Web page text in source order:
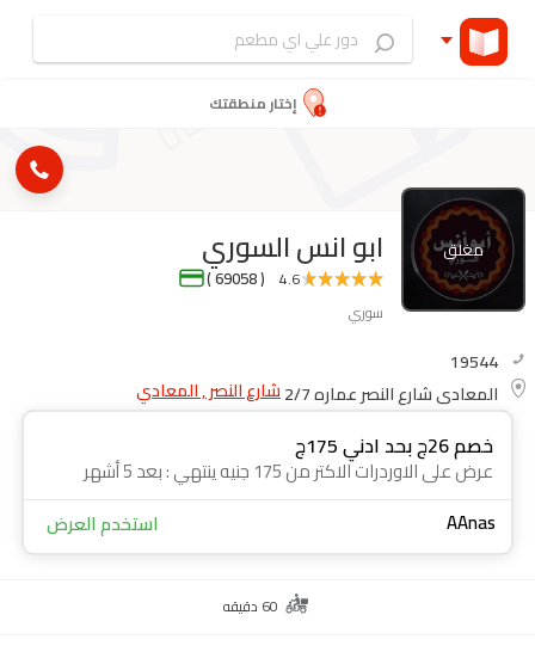
إختار منطقتك
مغلق ابو انس السوري
4.6
( 69058 )
سوري
19544
المعادي شارع النصر عماره 2/7
شارع النصر , المعادي
خصم 26ج بحد ادني 175ج
عرض على الاوردرات الاكتر من 175 جنيه ينتهي : بعد 5 أشهر
AAnas
استخدم العرض
60 دقيقه